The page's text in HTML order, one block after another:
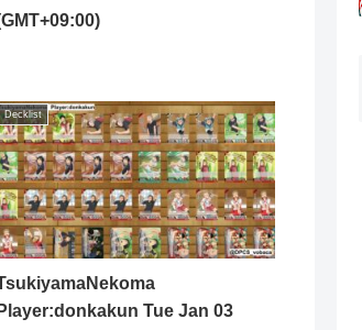
Decklist
Player:donkakun Tue Jan 03